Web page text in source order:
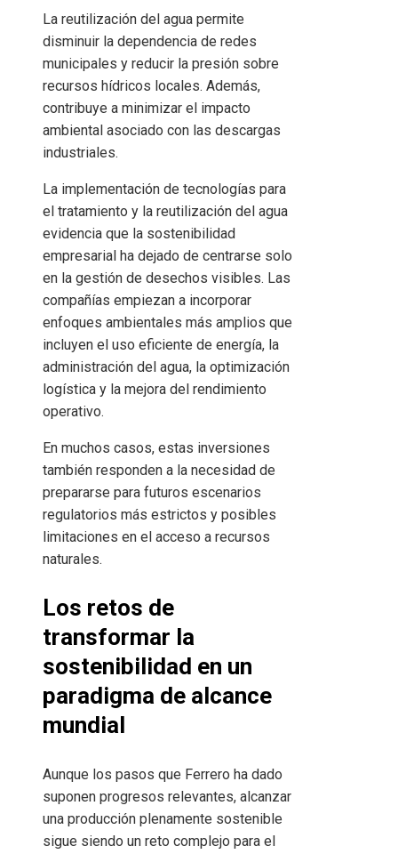
La reutilización del agua permite
disminuir la dependencia de redes
municipales y reducir la presión sobre
recursos hídricos locales. Además,
contribuye a minimizar el impacto
ambiental asociado con las descargas
industriales.
La implementación de tecnologías para
el tratamiento y la reutilización del agua
evidencia que la sostenibilidad
empresarial ha dejado de centrarse solo
en la gestión de desechos visibles. Las
compañías empiezan a incorporar
enfoques ambientales más amplios que
incluyen el uso eficiente de energía, la
administración del agua, la optimización
logística y la mejora del rendimiento
operativo.
En muchos casos, estas inversiones
también responden a la necesidad de
prepararse para futuros escenarios
regulatorios más estrictos y posibles
limitaciones en el acceso a recursos
naturales.
Los retos de
transformar la
sostenibilidad en un
paradigma de alcance
mundial
Aunque los pasos que Ferrero ha dado
suponen progresos relevantes, alcanzar
una producción plenamente sostenible
sigue siendo un reto complejo para el